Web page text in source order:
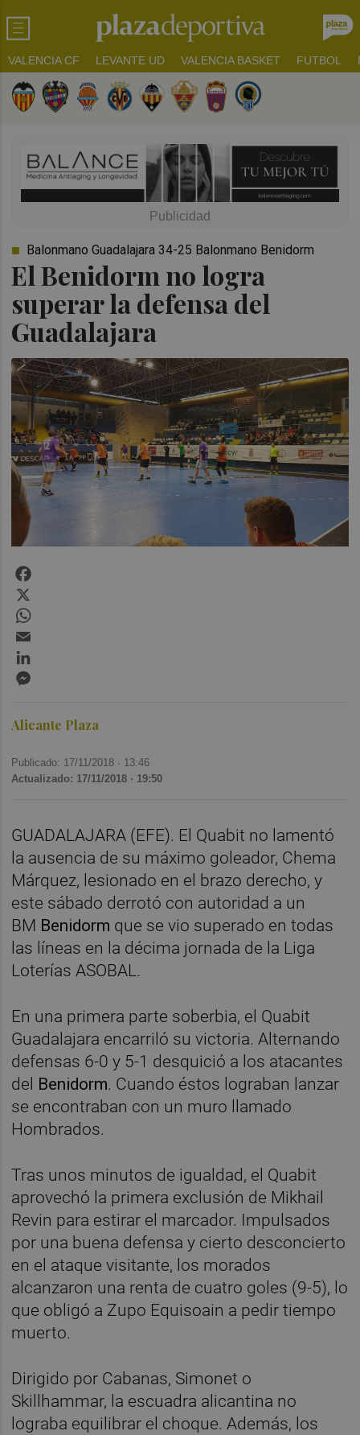
VALENCIA CF LEVANTE UD VALENCIA BASKET FUTBOL
El Benidorm no logra
superar la defensa del
Guadalajara
Balonmano Guadalajara 34-25 Balonmano Benidorm
Alicante Plaza
Publicado: 17/11/2018 · 13:46
Actualizado: 17/11/2018 · 19:50
GUADALAJARA (EFE). El Quabit no lamentó
la ausencia de su máximo goleador, Chema
Márquez, lesionado en el brazo derecho, y
este sábado derrotó con autoridad a un
BM Benidorm que se vio superado en todas
las líneas en la décima jornada de la Liga
Loterías ASOBAL.
En una primera parte soberbia, el Quabit
Guadalajara encarriló su victoria. Alternando
defensas 6-0 y 5-1 desquició a los atacantes
del Benidorm. Cuando éstos lograban lanzar
se encontraban con un muro llamado
Hombrados.
Tras unos minutos de igualdad, el Quabit
aprovechó la primera exclusión de Mikhail
Revin para estirar el marcador. Impulsados
por una buena defensa y cierto desconcierto
en el ataque visitante, los morados
alcanzaron una renta de cuatro goles (9-5), lo
que obligó a Zupo Equisoain a pedir tiempo
muerto.
Dirigido por Cabanas, Simonet o
Skillhammar, la escuadra alicantina no
lograba equilibrar el choque. Además, los